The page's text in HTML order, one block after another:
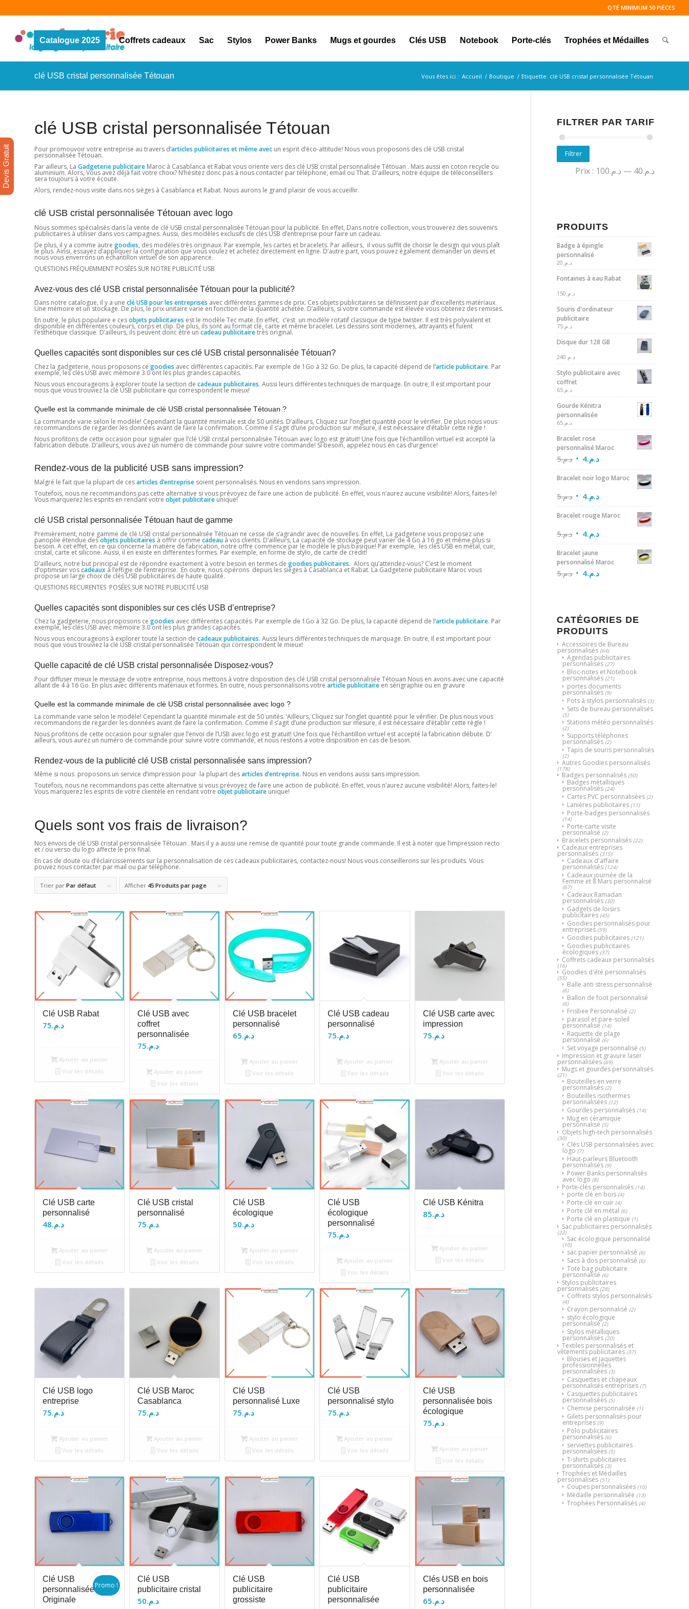
QTÉ MINIMUM 50 PIÈCES
Catalogue 2025 Coffrets cadeaux Sac Stylos Power Banks Mugs et gourdes Clés USB Notebook Porte-clés Trophées et Médailles
clé USB cristal personnalisée Tétouan Vous êtes ici : Accueil / Boutique / Etiquette: clé USB cristal personnalisée Tétouan
clé USB cristal personnalisée Tétouan
Pour promouvoir votre entreprise au travers d‘articles publicitaires et même avec un esprit d’éco-attitude! Nous vous proposons des clé USB cristal
personnalisée Tétouan.
Par ailleurs, La Gadgeterie publicitaire Maroc à Casablanca et Rabat vous oriente vers des clé USB cristal personnalisée Tétouan . Mais aussi en coton recycle ou
aluminium. Alors, Vous avez déjà fait votre choix? N’hésitez donc pas à nous contacter par téléphone, email ou That. D’ailleurs, notre équipe de téléconseillers
sera toujours à votre écoute.
Alors, rendez-nous visite dans nos sièges à Casablanca et Rabat. Nous aurons le grand plaisir de vous accueillir.
clé USB cristal personnalisée Tétouan avec logo
Nous sommes spécialisés dans la vente de clé USB cristal personnalisée Tétouan pour la publicité. En effet, Dans notre collection, vous trouverez des souvenirs
publicitaires à utiliser dans vos campagnes. Aussi, des modèles exclusifs de clés USB d’entreprise pour faire un cadeau.
De plus, il y a comme autre goodies, des modèles très originaux. Par exemple, les cartes et bracelets. Par ailleurs, il vous suffit de choisir le design qui vous plaît
le plus. Ainsi, essayez d’appliquer la configuration que vous voulez et achetez directement en ligne. D’autre part, vous pouvez également demander un devis et
nous vous enverrons un échantillon virtuel de son apparence.
QUESTIONS FRÉQUEMMENT POSÉES SUR NOTRE PUBLICITÉ USB
Avez-vous des clé USB cristal personnalisée Tétouan pour la publicité?
Dans notre catalogue, il y a une clé USB pour les entreprises avec différentes gammes de prix. Ces objets publicitaires se définissent par d’excellents matériaux.
Une mémoire et un stockage. De plus, le prix unitaire varie en fonction de la quantité achetée. D’ailleurs, si votre commande est élevée vous obtenez des remises.
En outre, le plus populaire e cesobjets publicitaires est le modèle Tec mate. En effet, c’est un modèle rotatif classique de type twister. Il est très polyvalent et
disponible en différentes couleurs, corps et clip. De plus, ils sont au format clé, carte et même bracelet. Les dessins sont modernes, attrayants et fuient
l’esthétique classique. D’ailleurs, ils peuvent donc être uncadeau publicitairetrès original.
Quelles capacités sont disponibles sur ces clé USB cristal personnalisée Tétouan?
Chez la gadgeterie, nous proposons ce goodies avec différentes capacités. Par exemple de 1Go à 32 ​​Go. De plus, la capacité dépend de l‘article publicitaire. Par
exemple, les clés USB avec mémoire 3.0 ont les plus grandes capacités.
Nous vous encourageons à explorer toute la section de cadeaux publicitaires. Aussi leurs différentes techniques de marquage. En outre, Il est important pour
nous que vous trouviez la clé USB publicitaire qui correspondent le mieux!
Quelle est la commande minimale de clé USB cristal personnalisée Tétouan ?
La commande varie selon le modèle! Cependant la quantité minimale est de 50 unités. D’ailleurs, Cliquez sur l’onglet quantité pour le vérifier. De plus nous vous
recommandons de regarder les données avant de faire la confirmation. Comme il s’agit d’une production sur mesure, il est nécessaire d’établir cette règle !
Nous profitons de cette occasion pour signaler que l’clé USB cristal personnalisée Tétouan avec logo est gratuit! Une fois que l’échantillon virtuel est accepté la
fabrication débute. D’ailleurs, vous avez un numéro de commande pour suivre votre commande! Si besoin, appelez nous en cas d’urgence!
Rendez-vous de la publicité USB sans impression?
Malgré le fait que la plupart de cesarticles d’entreprise soient personnalisés. Nous en vendons sans impression.
Toutefois, nous ne recommandons pas cette alternative si vous prévoyez de faire une action de publicité. En effet, vous n’aurez aucune visibilité! Alors, faites-le!
Vous marquerez les esprits en rendant votre objet publicitaire unique!
clé USB cristal personnalisée Tétouan haut de gamme
Premièrement, notre gamme de clé USB cristal personnalisée Tétouan ne cesse de s’agrandir avec de nouvelles. En effet, La gadgeterie vous proposez une
panoplie étendue desobjets publicitaires à offrir comme cadeau à vos clients. D’ailleurs, La capacité de stockage peut varier de 4 Go à 16 go et même plus si
besoin. A cet effet, en ce qui concerne la matière de fabrication, notre offre commence par le modèle le plus basique! Par exemple, les clés USB en métal, cuir,
cristal, carte et silicone. Aussi, il en existe en différentes formes. Par exemple, en forme de stylo, de carte de crédit!
D’ailleurs, notre but principal est de répondre exactement à votre besoin en termes de goodies publicitaires. Alors qu’attendez-vous? C’est le moment
d’optimiser voscadeaux à l’effigie de l’entreprise. En outre, nous opérons depuis les sièges à Casablanca et Rabat. La Gadgeterie publicitaire Maroc vous
propose un large choix de clés USB publicitaires de haute qualité.
QUESTIONS RECURENTES POSÉES SUR NOTRE PUBLICITÉ USB
Quelles capacités sont disponibles sur ces clés USB d’entreprise?
Chez la gadgeterie, nous proposons ce goodies avec différentes capacités. Par exemple de 1Go à 32 ​​Go. De plus, la capacité dépend de l‘article publicitaire. Par
exemple, les clés USB avec mémoire 3.0 ont les plus grandes capacités.
Nous vous encourageons à explorer toute la section de cadeaux publicitaires. Aussi leurs différentes techniques de marquage. En outre, Il est important pour
nous que vous trouviez la clé USB cristal personnalisée Tétouan qui correspondent le mieux!
Quelle capacité de clé USB cristal personnalisée Disposez-vous?
Pour diffuser mieux le message de votre entreprise, nous mettons à votre disposition des clé USB cristal personnalisée Tétouan Nous en avons avec une capacité
allant de 4 à 16 Go. En plus avec différents matériaux et formes. En outre, nous personnalisons votre article publicitaire en sérigraphie ou en gravure
Quelle est la commande minimale de clé USB cristal personnalisée avec logo ?
La commande varie selon le modèle! Cependant la quantité minimale est de 50 unités. ‘Ailleurs, Cliquez sur l’onglet quantité pour le vérifier. De plus nous vous
recommandons de regarder les données avant de faire la confirmation. Comme il s’agit d’une production sur mesure, il est nécessaire d’établir cette règle !
Nous profitons de cette occasion pour signaler que l’envoi de l’USB avec logo est gratuit! Une fois que l’échantillon virtuel est accepté la fabrication débute. D’
ailleurs, vous aurez un numéro de commande pour suivre votre commande, et nous restons a votre disposition en cas de besoin.
Rendez-vous de la publicité clé USB cristal personnalisée sans impression?
Même si nous proposons un service d’impression pour la plupart desarticles d’entreprise. Nous en vendons aussi sans impression.
Toutefois, nous ne recommandons pas cette alternative si vous prévoyez de faire une action de publicité. En effet, vous n’aurez aucune visibilité! Alors, faites-le!
Vous marquerez les esprits de votre clientèle en rendant votre objet publicitaire unique!
Quels sont vos frais de livraison?
Nos envois de clé USB cristal personnalisée Tétouan . Mais il y a aussi une remise de quantité pour toute grande commande. Il est à noter que l’impression recto
et / ou verso du logo affecte le prix final.
En cas de doute ou d’éclaircissements sur la personnalisation de ces cadeaux publicitaires, contactez-nous! Nous vous conseillerons sur les produits. Vous
pouvez nous contacter par mail ou par téléphone.
Trier par Par défaut Afficher 45 Produits par page
Clé USB Rabat
د.م.75
Ajouter au panier
Voir les détails
Clé USB avec
coffret
personnalisée
د.م.75
Ajouter au panier
Voir les détails
Clé USB bracelet
personnalisé
د.م.65
Ajouter au panier
Voir les détails
Clé USB cadeau
personnalisé
د.م.75
Ajouter au panier
Voir les détails
Clé USB carte avec
impression
د.م.75
Ajouter au panier
Voir les détails
Clé USB carte
personnalisé
د.م.48
Ajouter au panier
Voir les détails
Clé USB cristal
personnalisé
د.م.75
Ajouter au panier
Voir les détails
Clé USB
écologique
د.م.50
Ajouter au panier
Voir les détails
Clé USB
écologique
personnalisé
د.م.75
Ajouter au panier
Voir les détails
Clé USB Kénitra
د.م.85
Ajouter au panier
Voir les détails
Clé USB logo
entreprise
د.م.75
Ajouter au panier
Voir les détails
Clé USB Maroc
Casablanca
د.م.75
Ajouter au panier
Voir les détails
Clé USB
personnalisé Luxe
د.م.75
Ajouter au panier
Voir les détails
Clé USB
personnalisé stylo
د.م.75
Ajouter au panier
Voir les détails
Clé USB
personnalisée bois
écologique
د.م.75
Ajouter au panier
Voir les détails
Clé USB
personnalisée
Originale
Promo !
Clé USB
publicitaire cristal
د.م.50
Clé USB
publicitaire
grossiste
Clé USB
publicitaire
personnalisée
Clés USB en bois
personnalisée
د.م.65
FILTRER PAR TARIF
Filtrer
Prix : د.م.40 — د.م.100
PRODUITS
Badge à épingle
personnalisé
د.م. 20
Fontaines à eau Rabat
د.م. 150
Souris d'ordinateur
publicitaire
د.م. 75
Disque dur 128 GB
د.م. 240
Stylo publicitaire avec
coffret
د.م. 65
Gourde Kénitra
personnalisée
د.م. 65
Bracelet rose
personnalisé Maroc
د.م.5 د.م.4
Bracelet noir logo Maroc
د.م.5 د.م.4
Bracelet rouge Maroc
د.م.5 د.م.4
Bracelet jaune
personnalisé Maroc
د.م.5 د.م.4
CATÉGORIES DE
PRODUITS
Accessoires de Bureau
personnalisés (64)
Agendas publicitaires
personnalisés (27)
Bloc-notes et Notebook
personnalisés (21)
portes documents
personnalisés (9)
Pots à stylos personnalisés (3)
Sets de bureau personnalisés
(5)
Stations météo personnalisés
(2)
Supports téléphones
personnalisés (2)
Tapis de souris personnalisés
(2)
Autres Goodies personnalisés
(178)
Badges personnalisés (50)
Badges métalliques
personnalisés (24)
Cartes PVC personnalisées (2)
Lanières publicitaires (11)
Porte-badges personnalisés
(14)
Porte-carte visite
personnalisé (2)
Bracelets personnalisés (22)
Cadeaux entreprises
personnalisés (315)
Cadeaux d'affaire
personnalisés (124)
Cadeaux journée de la
Femme et 8 Mars personnalisé
(67)
Cadeaux Ramadan
personnalisés (30)
Gadgets de loisirs
publicitaires (45)
Goodies personnalisés pour
entreprises (59)
Goodies publicitaires (121)
Goodies publicitaires
écologiques (37)
Coffrets cadeaux personnalisés
(16)
Goodies d'été personnalisés
(55)
Balle anti stress personnalisé
(6)
Ballon de foot personnalisé
(6)
Frisbee Personnalisé (2)
parasol et pare-soleil
personnalisé (14)
Raquette de plage
personnalisé (6)
Set voyage personnalisé (5)
Impression et gravure laser
personnalisées (69)
Mugs et gourdes personnalisés
(21)
Bouteilles en verre
personnalisés (2)
Bouteilles isothermes
personnalisées (12)
Gourdes personnalisés (14)
Mug en céramique
personnalisé (5)
Objets high-tech personnalisés
(30)
Clés USB personnalisées avec
logo (7)
Haut-parleurs Bluetooth
personnalisés (9)
Power Banks personnalisés
avec logo (8)
Porte-clés personnalisés (14)
porte clé en bois (4)
Porte clé en cuir (4)
Porte clé en métal (6)
Porte clé en plastique (1)
Sac publicitaires personnalisés
(22)
Sac écologique personnalisé
(10)
sac papier personnalisé (6)
Sacs à dos personnalisé (6)
Tote bag publicitaire
personnalisé (6)
Stylos publicitaires
personnalisés (28)
Coffrets stylos personnalisés
(4)
Crayon personnalisé (2)
stylo écologique
personnalisé (2)
Stylos métalliques
personnalisés (20)
Textiles personnalisés et
vêtements publicitaires (37)
Blouses et jaquettes
professionnelles
personnalisées (3)
Casquettes et chapeaux
personnalisés entreprises (7)
Casquettes publicitaires
personnalisées (5)
Chemise personnalisée (1)
Gilets personnalisés pour
entreprises (9)
Polo publicitaires
personnalisés (6)
serviettes publicitaires
personnalisées (5)
T-shirts publicitaires
personnalisés (3)
Trophées et Médailles
personnalisés (51)
Coupes personnalisées (10)
Médaille personnalisée (13)
Trophées Personnalisés (4)
Devis Gratuit